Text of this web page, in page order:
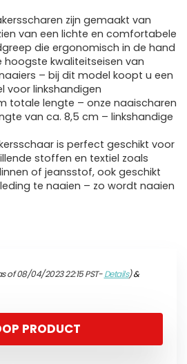
zijn gemaakt van
van een lichte en comfortabele
die ergonomisch in de hand
kwaliteitseisen van
– bij dit model koopt u een
voor linkshandigen
totale lengte – onze naaischaren
van ca. 8,5 cm – linkshandige
is perfect geschikt voor
stoffen en textiel zoals
of jeansstof, ook geschikt
te naaien – zo wordt naaien
of 08/04/2023 22:15 PST-Details)&
PRODUCT